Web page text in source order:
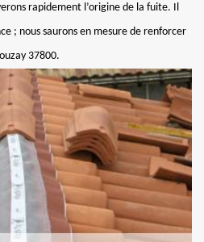
rapidement l’origine de la fuite. Il
; nous saurons en mesure de renforcer
37800.